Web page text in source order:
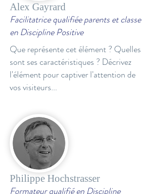
Alex Gayrard
Facilitatrice qualifiée parents et classe
en Discipline Positive
Que représente cet élément ? Quelles
sont ses caractéristiques ? Décrivez
l'élément pour captiver l'attention de
vos visiteurs...
Philippe Hochstrasser
Formateur qualifié en Discipline